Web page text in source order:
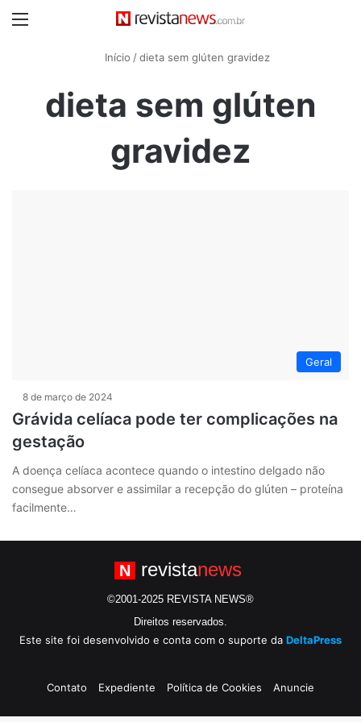
Início /dieta sem glúten gravidez
dieta sem glúten
gravidez
Geral
8 de março de 2024
Grávida celíaca pode ter complicações na
gestação
A doença celíaca acontece quando o intestino delgado não
consegue absorver e assimilar a recepção do glúten – proteína
facilmente…
N revistanews
©2001-2025 REVISTA NEWS®
Direitos reservados.
Este site foi desenvolvido e conta com o suporte da DeltaPress
Contato Expediente Política de Cookies Anuncie